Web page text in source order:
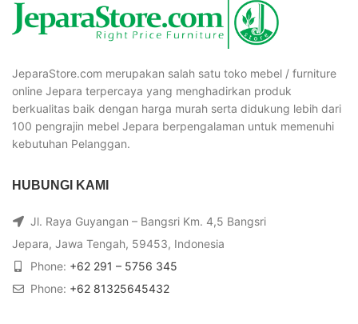
JeparaStore.com merupakan salah satu toko mebel / furniture
online Jepara terpercaya yang menghadirkan produk
berkualitas baik dengan harga murah serta didukung lebih dari
100 pengrajin mebel Jepara berpengalaman untuk memenuhi
kebutuhan Pelanggan.
HUBUNGI KAMI
Jl. Raya Guyangan – Bangsri Km. 4,5 Bangsri
Jepara, Jawa Tengah, 59453, Indonesia
Phone: +62 291 – 5756 345
Phone: +62 81325645432